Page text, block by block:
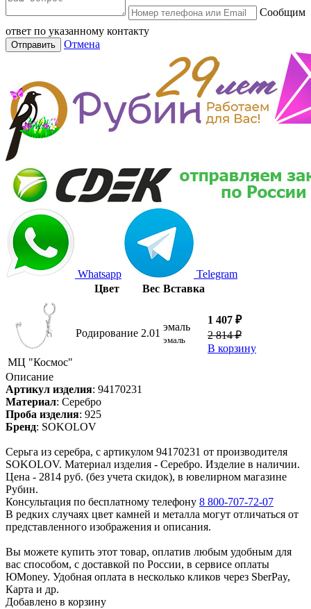
Сообщим
ответ по указанному контакту
Отправить Отмена
Whatsapp
Telegram
Цвет
Вес Вставка
МЦ "Космос"
Родирование 2.01
эмаль
эмаль
1 407 ₽
2 814 ₽
В корзину
Описание
Артикул изделия: 94170231
Материал: Серебро
Проба изделия: 925
Бренд: SOKOLOV
Серьга из серебра, с артикулом 94170231 от производителя
SOKOLOV. Материал изделия - Серебро. Изделие в наличии.
Цена - 2814 руб. (без учета скидок), в ювелирном магазине
Рубин.
Консультация по бесплатному телефону 8 800-707-72-07
В редких случаях цвет камней и металла могут отличаться от
представленного изображения и описания.
Вы можете купить этот товар, оплатив любым удобным для
вас способом, с доставкой по России, в сервисе оплаты
ЮMoney. Удобная оплата в несколько кликов через SberPay,
Карта и др.
Добавлено в корзину